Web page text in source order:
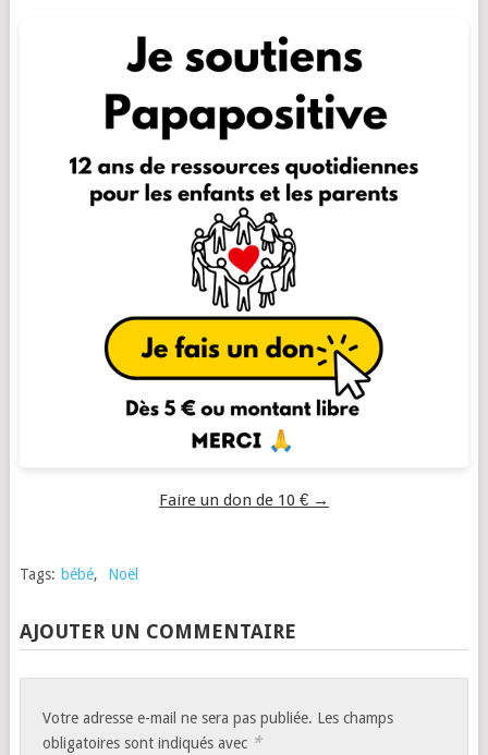
Faire un don de 10 € →
Tags: bébé, Noël
AJOUTER UN COMMENTAIRE
Votre adresse e-mail ne sera pas publiée. Les champs
obligatoires sont indiqués avec *